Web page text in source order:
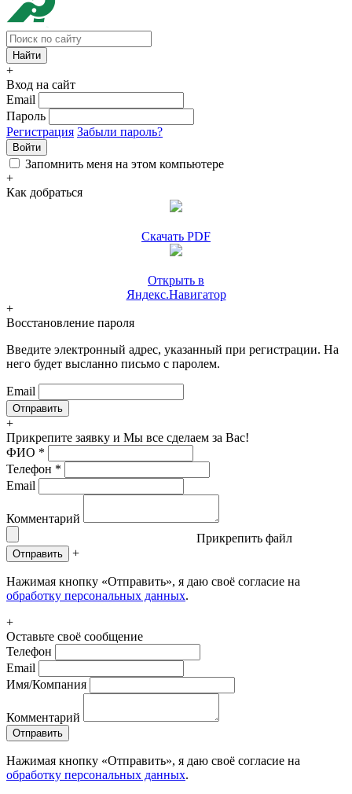
+
Вход на сайт
Email
Пароль
Регистрация Забыли пароль?
Войти
Запомнить меня на этом компьютере
+
Как добраться
Скачать PDF
Открыть в
Яндекс.Навигатор
+
Восстановление пароля
Введите электронный адрес, указанный при регистрации. На
него будет высланно письмо с паролем.
Email
+
Прикрепите заявку и Мы все сделаем за Вас!
ФИО *
Телефон *
Email
Комментарий
Прикрепить файл
Отправить +
Нажимая кнопку «Отправить», я даю своё согласие на
обработку персональных данных.
+
Оставьте своё сообщение
Телефон
Email
Имя/Компания
Комментарий
Отправить
Нажимая кнопку «Отправить», я даю своё согласие на
обработку персональных данных.